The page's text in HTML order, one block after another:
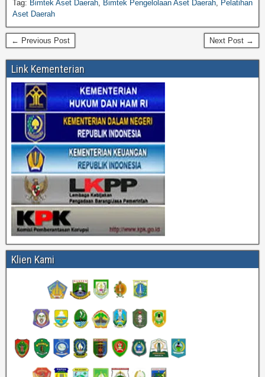
Tag: Bimtek Aset Daerah Bimtek Pengelolaan Aset Daerah
Pelatihan
Aset Daerah
← Previous Post Next Post →
Link Kementerian
Klien Kami